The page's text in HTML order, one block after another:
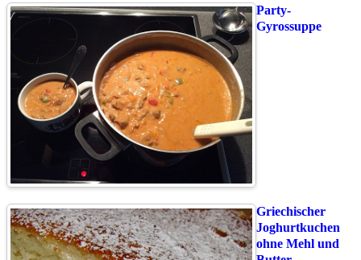
Party-
Gyrossuppe
Griechischer
Joghurtkuchen
ohne Mehl und